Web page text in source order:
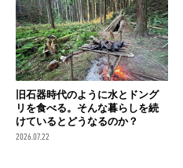
旧石器時代のように水とドング
リを食べる。そんな暮らしを続
けているとどうなるのか？
2026.07.22